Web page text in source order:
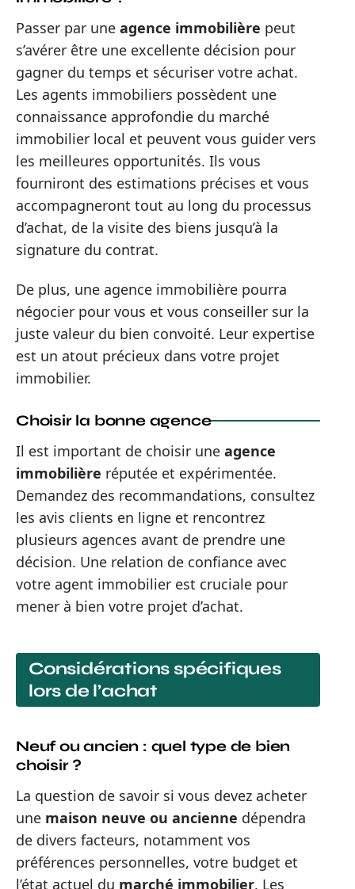
Passer par une agence immobilière peut
s’avérer être une excellente décision pour
gagner du temps et sécuriser votre achat.
Les agents immobiliers possèdent une
connaissance approfondie du marché
immobilier local et peuvent vous guider vers
les meilleures opportunités. Ils vous
fourniront des estimations précises et vous
accompagneront tout au long du processus
d’achat, de la visite des biens jusqu’à la
signature du contrat.
De plus, une agence immobilière pourra
négocier pour vous et vous conseiller sur la
juste valeur du bien convoité. Leur expertise
est un atout précieux dans votre projet
immobilier.
Choisir la bonne agence
Il est important de choisir une agence
immobilière réputée et expérimentée.
Demandez des recommandations, consultez
les avis clients en ligne et rencontrez
plusieurs agences avant de prendre une
décision. Une relation de confiance avec
votre agent immobilier est cruciale pour
mener à bien votre projet d’achat.
Considérations spécifiques
lors de l’achat
Neuf ou ancien : quel type de bien
choisir ?
La question de savoir si vous devez acheter
une maison neuve ou ancienne dépendra
de divers facteurs, notamment vos
préférences personnelles, votre budget et
l’état actuel du marché immobilier. Les